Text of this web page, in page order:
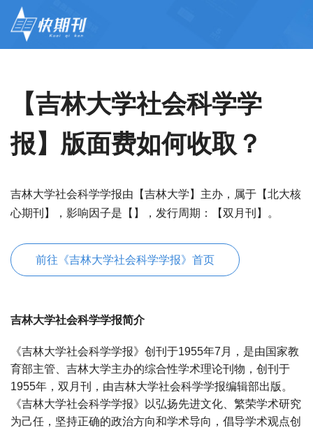
【吉林大学社会科学学
报】版面费如何收取？
吉林大学社会科学学报由【吉林大学】主办，属于【北大核
心期刊】，影响因子是【】，发行周期：【双月刊】。
前往《吉林大学社会科学学报》首页
吉林大学社会科学学报简介
《吉林大学社会科学学报》创刊于1955年7月，是由国家教
育部主管、吉林大学主办的综合性学术理论刊物，创刊于
1955年，双月刊，由吉林大学社会科学学报编辑部出版。
《吉林大学社会科学学报》以弘扬先进文化、繁荣学术研究
为己任，坚持正确的政治方向和学术导向，倡导学术观点创